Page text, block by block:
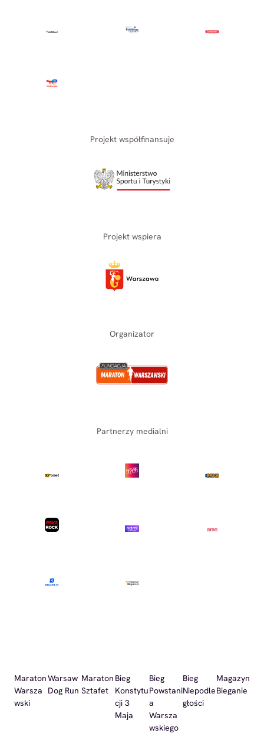
Projekt współfinansuje
Projekt wspiera
Organizator
Partnerzy medialni
Maraton
Warsza
wski
Warsaw
Dog Run
Maraton
Sztafet
Bieg
Konstytu
cji 3
Maja
Bieg
Powstani
a
Warsza
wskiego
Bieg
Niepodle
głości
Magazyn
Bieganie